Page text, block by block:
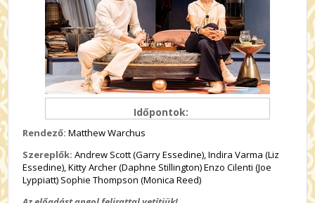
Időpontok:
Rendező: Matthew Warchus
Szereplők: Andrew Scott (Garry Essedine), Indira Varma (Liz
Essedine), Kitty Archer (Daphne Stillington) Enzo Cilenti (Joe
Lyppiatt) Sophie Thompson (Monica Reed)